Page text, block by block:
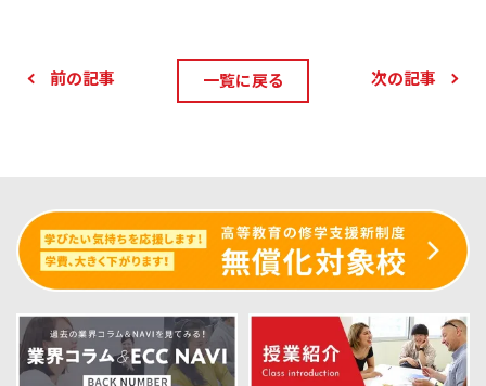
前の記事 一覧に戻る 次の記事